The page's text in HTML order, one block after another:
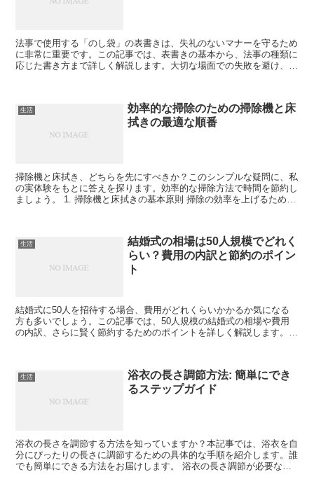
法事で使用する「のし袋」の表書きは、失礼のないマナーを守るため
に非常に重要です。この記事では、表書きの基本から、法事の種類に
応じた書き方まで詳しく解説します。大切な場面での失敗を避け、心
生活
効率的な掃除のための掃除機と床
拭きの最適な順番
掃除機と床拭き、どちらを先にすべきか？このシンプルな疑問に、私
の実体験をもとに答えを探ります。効率的な掃除方法で時間を節約し
ましょう。 1. 掃除機と床拭きの基本原則 掃除の効率を上げるために
生活
結婚式の相場は50人規模でどれく
らい？費用の内訳と節約のポイン
ト
結婚式に50人を招待する場合、費用がどれくらいかかるか気になる
方も多いでしょう。この記事では、50人規模の結婚式の相場や費用
の内訳、さらに賢く節約するためのポイントを詳しく解説します。計
生活
浴衣の長さ調節方法: 簡単にでき
るステップガイド
浴衣の長さを調節する方法を知っていますか？本記事では、浴衣を自
分にぴったりの長さに調節するための具体的な手順を紹介します。誰
でも簡単にできる方法をお届けします。 浴衣の長さ調節が必要な理